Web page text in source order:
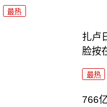
最热
扎卢
脸按
最热
766